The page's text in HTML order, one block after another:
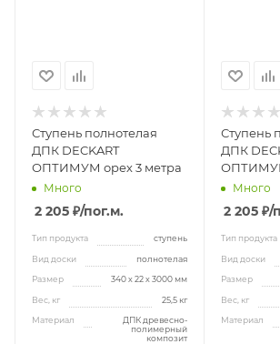
Ступень полнотелая
ДПК DECKART
ОПТИМУМ орех 3 метра
Много
2 205 ₽/пог.м.
Тип продукта ступень
Вид доски полнотелая
Размер 340 х 22 х 3000 мм
Вес, кг 25,5 кг
Материал
ДПК древесно-
полимерный
композит
Ступень
ДПК
Много
2 205 ₽/
Тип продукта
Вид доски
Размер
Вес, кг
Материал